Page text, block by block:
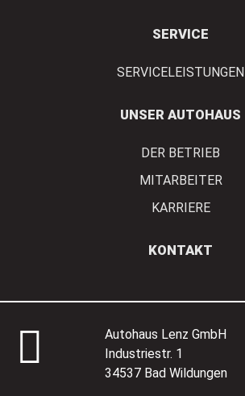
SERVICE
SERVICELEISTUNGEN
UNSER AUTOHAUS
DER BETRIEB
MITARBEITER
KARRIERE
KONTAKT
Autohaus Lenz GmbH
Industriestr. 1
34537 Bad Wildungen